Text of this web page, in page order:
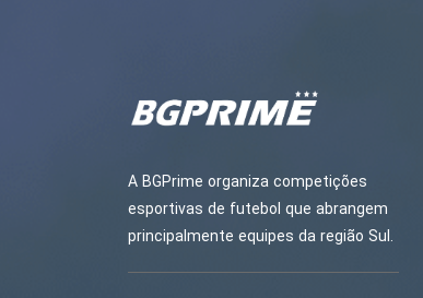
A BGPrime organiza competições
esportivas de futebol que abrangem
principalmente equipes da região Sul.